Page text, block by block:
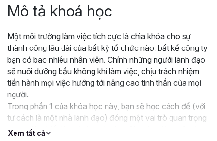
Mô tả khoá học
Một môi trường làm việc tích cực là chìa khóa cho sự
thành công lâu dài của bất kỳ tổ chức nào, bất kể công ty
bạn có bao nhiêu nhân viên. Chính những người lãnh đạo
sẽ nuôi dưỡng bầu không khí làm việc, chịu trách nhiệm
tiến hành mọi việc hướng tới nâng cao tinh thần của mọi
người.
Trong phần 1 của khóa học này, bạn sẽ học cách để (với
tư cách là một nhà lãnh đạo) đóng một vai trò quan trọng
trong việc thiết lập và duy trì một môi trường làm việc tích
Xem tất cả